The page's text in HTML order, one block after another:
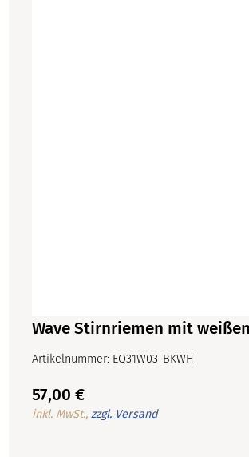
Wave Stirnriemen mit
Artikelnummer: EQ31W03-BKWH
57,00 €
inkl. MwSt., zzgl. Versand